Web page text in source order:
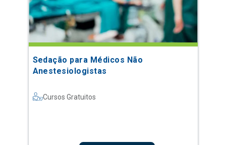
Sedação para Médicos Não
Anestesiologistas
Cursos Gratuitos